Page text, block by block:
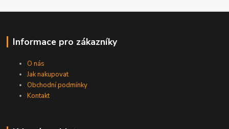
Informace pro zákazníky
O nás
Jak nakupovat
Obchodní podmínky
Kontakt